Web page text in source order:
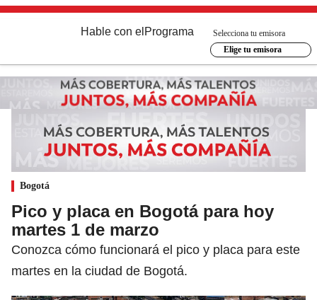
Hable con el Programa
Selecciona tu emisora
Elige tu emisora
Bogotá
Pico y placa en Bogotá para hoy
martes 1 de marzo
Conozca cómo funcionará el pico y placa para este
martes en la ciudad de Bogotá.